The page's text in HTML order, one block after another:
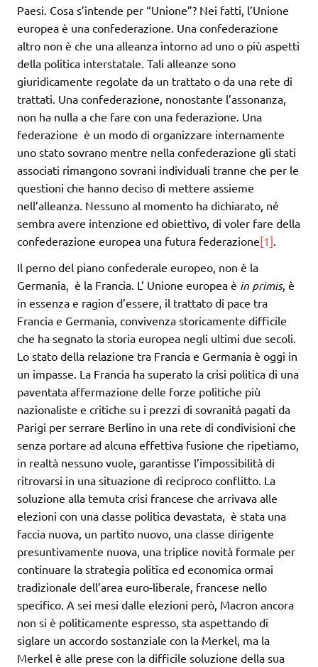
Paesi. Cosa s’intende per “Unione”? Nei fatti, l’Unione
europea è una confederazione. Una confederazione
altro non è che una alleanza intorno ad uno o più aspetti
della politica interstatale. Tali alleanze sono
giuridicamente regolate da un trattato o da una rete di
trattati. Una confederazione, nonostante l’assonanza,
non ha nulla a che fare con una federazione. Una
federazione è un modo di organizzare internamente
uno stato sovrano mentre nella confederazione gli stati
associati rimangono sovrani individuali tranne che per le
questioni che hanno deciso di mettere assieme
nell’alleanza. Nessuno al momento ha dichiarato, né
sembra avere intenzione ed obiettivo, di voler fare della
confederazione europea una futura federazione[1]
Il perno del piano confederale europeo, non è la
Germania, è la Francia. L’ Unione europea è in primis, è
in essenza e ragion d’essere, il trattato di pace tra
Francia e Germania, convivenza storicamente difficile
che ha segnato la storia europea negli ultimi due secoli.
Lo stato della relazione tra Francia e Germania è oggi in
un impasse. La Francia ha superato la crisi politica di una
paventata affermazione delle forze politiche più
nazionaliste e critiche su i prezzi di sovranità pagati da
Parigi per serrare Berlino in una rete di condivisioni che
senza portare ad alcuna effettiva fusione che ripetiamo,
in realtà nessuno vuole, garantisse l’impossibilità di
ritrovarsi in una situazione di reciproco conflitto. La
soluzione alla temuta crisi francese che arrivava alle
elezioni con una classe politica devastata, è stata una
faccia nuova, un partito nuovo, una classe dirigente
presuntivamente nuova, una triplice novità formale per
continuare la strategia politica ed economica ormai
tradizionale dell’area euro-liberale, francese nello
specifico. A sei mesi dalle elezioni però, Macron ancora
non si è politicamente espresso, sta aspettando di
siglare un accordo sostanziale con la Merkel, ma la
Merkel è alle prese con la difficile soluzione della sua